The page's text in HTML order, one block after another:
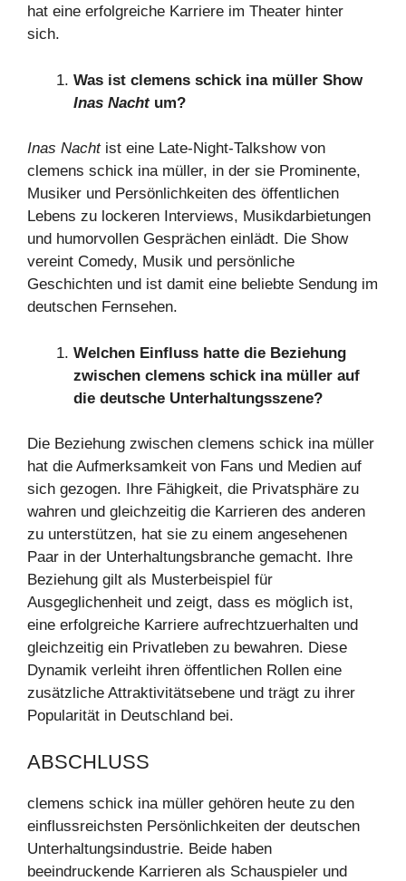
hat eine erfolgreiche Karriere im Theater hinter
sich.
Was ist clemens schick ina müller Show
Inas Nachtum?
Inas Nachtist eine Late-Night-Talkshow von
clemens schick ina müller, in der sie Prominente,
Musiker und Persönlichkeiten des öffentlichen
Lebens zu lockeren Interviews, Musikdarbietungen
und humorvollen Gesprächen einlädt. Die Show
vereint Comedy, Musik und persönliche
Geschichten und ist damit eine beliebte Sendung im
deutschen Fernsehen.
Welchen Einfluss hatte die Beziehung
zwischen clemens schick ina müller auf
die deutsche Unterhaltungsszene?
Die Beziehung zwischen clemens schick ina müller
hat die Aufmerksamkeit von Fans und Medien auf
sich gezogen. Ihre Fähigkeit, die Privatsphäre zu
wahren und gleichzeitig die Karrieren des anderen
zu unterstützen, hat sie zu einem angesehenen
Paar in der Unterhaltungsbranche gemacht. Ihre
Beziehung gilt als Musterbeispiel für
Ausgeglichenheit und zeigt, dass es möglich ist,
eine erfolgreiche Karriere aufrechtzuerhalten und
gleichzeitig ein Privatleben zu bewahren. Diese
Dynamik verleiht ihren öffentlichen Rollen eine
zusätzliche Attraktivitätsebene und trägt zu ihrer
Popularität in Deutschland bei.
ABSCHLUSS
clemens schick ina müller gehören heute zu den
einflussreichsten Persönlichkeiten der deutschen
Unterhaltungsindustrie. Beide haben
beeindruckende Karrieren als Schauspieler und